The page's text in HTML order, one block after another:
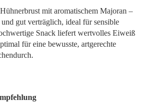
mit aromatischem Majoran –
und gut verträglich, ideal für sensible
Snack liefert wertvolles Eiweiß
für eine bewusste, artgerechte